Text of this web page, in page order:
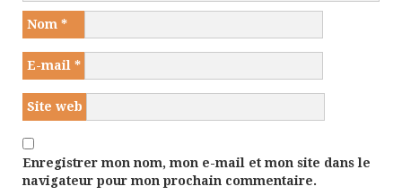
Nom *
E-mail *
Site web
Enregistrer mon nom, mon e-mail et mon site dans le
navigateur pour mon prochain commentaire.